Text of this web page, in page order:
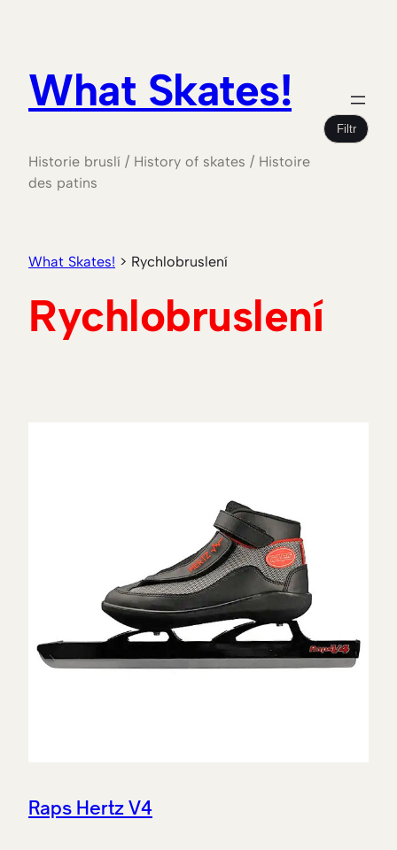
What Skates!
Historie bruslí / History of skates / Histoire
des patins
Filtr
What Skates! > Rychlobruslení
Rychlobruslení
Raps Hertz V4